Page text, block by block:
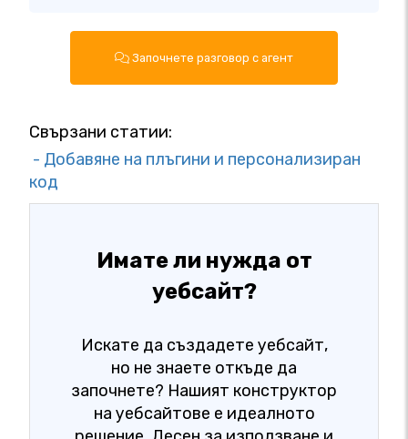
Започнете разговор с агент
Свързани статии:
- Добавяне на плъгини и персонализиран
код
Имате ли нужда от
уебсайт?
Искате да създадете уебсайт,
но не знаете откъде да
започнете? Нашият конструктор
на уебсайтове е идеалното